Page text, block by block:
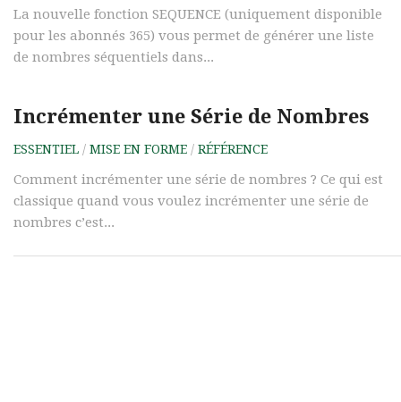
La nouvelle fonction SEQUENCE (uniquement disponible
pour les abonnés 365) vous permet de générer une liste
de nombres séquentiels dans...
Incrémenter une Série de Nombres
ESSENTIEL / MISE EN FORME / RÉFÉRENCE
Comment incrémenter une série de nombres ? Ce qui est
classique quand vous voulez incrémenter une série de
nombres c’est...